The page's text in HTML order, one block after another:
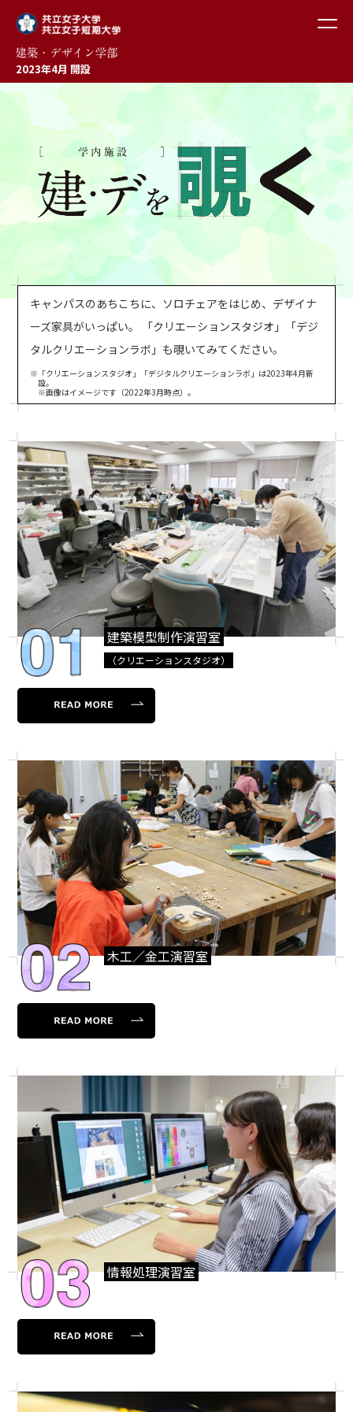
2023年4月 開設
キャンパスのあちこちに、ソロチェアをはじめ、デザイナ
ーズ家具がいっぱい。
「クリエーションスタジオ」「デジ
タルクリエーションラボ」も覗いてみてください。
※「クリエーションスタジオ」「デジタルクリエーションラボ」は2023年4月新
設。
※画像はイメージです（2022年3月時点）。
建築模型制作演習室
（クリエーションスタジオ）
木工／金工演習室
情報処理演習室